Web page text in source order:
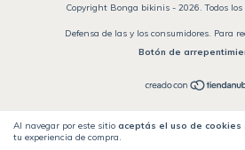
Al navegar por este sitio aceptás el uso de cookies
tu experiencia de compra.
Copyright Bonga bikinis - 2026. Todos los
Defensa de las y los consumidores. Para
Botón de